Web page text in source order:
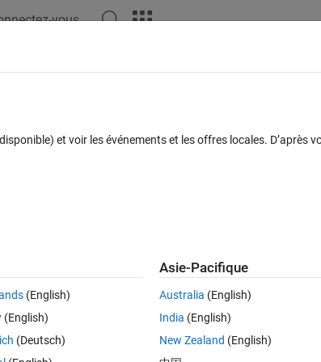
vous
to use it
Connectez-vous pour
le 28 Oct 2018
et voir les événements et les offres locales. D’après
(English)
(English)
(Deutsch)
Asie-Pacifique
Australia (English)
India (English)
New Zealand (English)